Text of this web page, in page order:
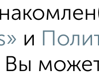
на
Дом с
и
Вы